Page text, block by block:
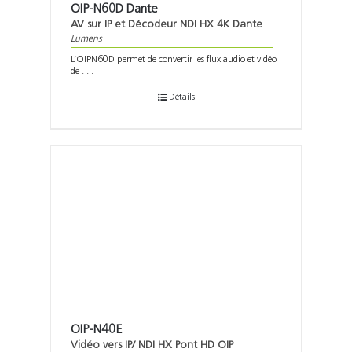
OIP-N60D Dante
AV sur IP et Décodeur NDI HX 4K Dante
Lumens
L’OIPN60D permet de convertir les flux audio et vidéo
de . . .
Détails
OIP-N40E
Vidéo vers IP/ NDI HX Pont HD OIP